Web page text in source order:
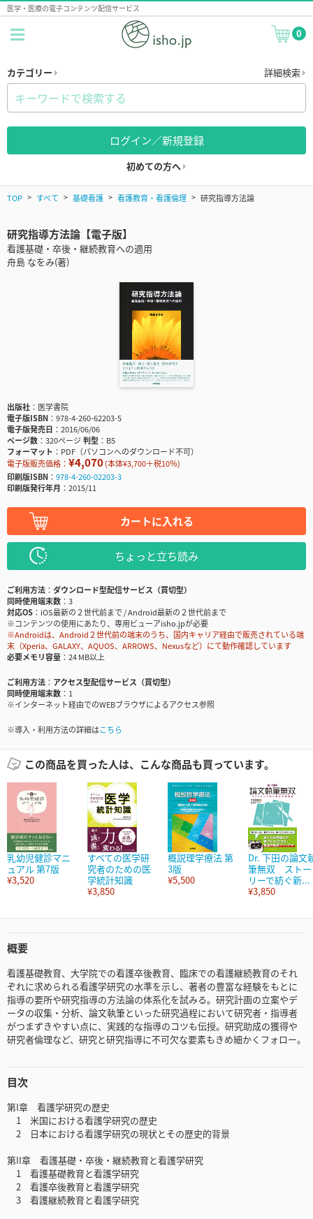
医学・医療の電子コンテンツ配信サービス
0
カテゴリー 詳細検索
ログイン／新規登録
初めての方へ
TOP すべて 基礎看護 看護教育・看護倫理 研究指導方法論
研究指導方法論【電子版】
看護基礎・卒後・継続教育への適用
舟島 なをみ(著)
出版社
医学書院
電子版ISBN
978-4-260-62203-5
電子版発売日
2016/06/06
ページ数
320ページ判型
B5
フォーマット
PDF（パソコンへのダウンロード不可）
電子版販売価格： ¥4,070(本体¥3,700＋税10％)
印刷版ISBN
978-4-260-02203-3
印刷版発行年月
2015/11
カートに入れる
ちょっと立ち読み
ご利用方法
ダウンロード型配信サービス（買切型）
同時使用端末数
3
対応OS
iOS最新の２世代前まで / Android最新の２世代前まで
※コンテンツの使用にあたり、専用ビューアisho.jpが必要
※Androidは、Android２世代前の端末のうち、国内キャリア経由で販売されている端
末（Xperia、GALAXY、AQUOS、ARROWS、Nexusなど）にて動作確認しています
必要メモリ容量
24 MB以上
ご利用方法
アクセス型配信サービス（買切型）
同時使用端末数
1
※インターネット経由でのWEBブラウザによるアクセス参照
※導入・利用方法の詳細はこちら
この商品を買った人は、こんな商品も買っています。
乳幼児健診マニ
ュアル 第7版
¥3,520
すべての医学研
究者のための医
学統計知識
¥3,850
概説理学療法 第
3版
¥5,500
Dr. 下田の論文
筆無双 ストー
リーで紡ぐ新...
¥3,850
概要
看護基礎教育、大学院での看護卒後教育、臨床での看護継続教育のそれ
ぞれに求められる看護学研究の水準を示し、著者の豊富な経験をもとに
指導の要所や研究指導の方法論の体系化を試みる。研究計画の立案やデ
ータの収集・分析、論文執筆といった研究過程において研究者・指導者
がつまずきやすい点に、実践的な指導のコツも伝授。研究助成の獲得や
研究者倫理など、研究と研究指導に不可欠な要素もきめ細かくフォロー。
目次
第I章 看護学研究の歴史
1 米国における看護学研究の歴史
2 日本における看護学研究の現状とその歴史的背景
第II章 看護基礎・卒後・継続教育と看護学研究
1 看護基礎教育と看護学研究
2 看護卒後教育と看護学研究
3 看護継続教育と看護学研究